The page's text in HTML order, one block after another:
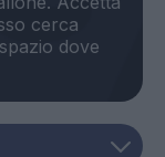
cerca
dove